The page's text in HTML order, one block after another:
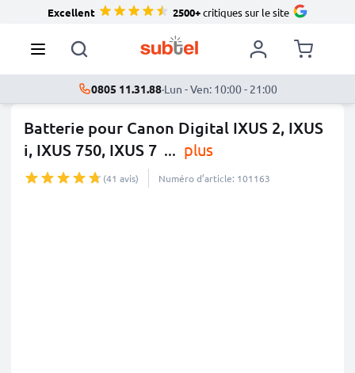
Excellent 2500+critiques sur le site
0805 11.31.88·Lun - Ven: 10:00 - 21:00
Batterie pour Canon Digital IXUS 2, IXUS
i, IXUS 750, IXUS 7 ... plus
(41 avis) Numéro d’article: 101163